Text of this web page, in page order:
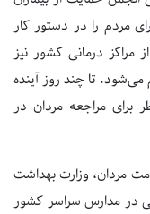
مردم را در دستور کار
مراکز درمانی کشور نیز
تا چند روز آینده
برای مراجعه مردان در
مردان، وزارت بهداشت
در مدارس سراسر کشور